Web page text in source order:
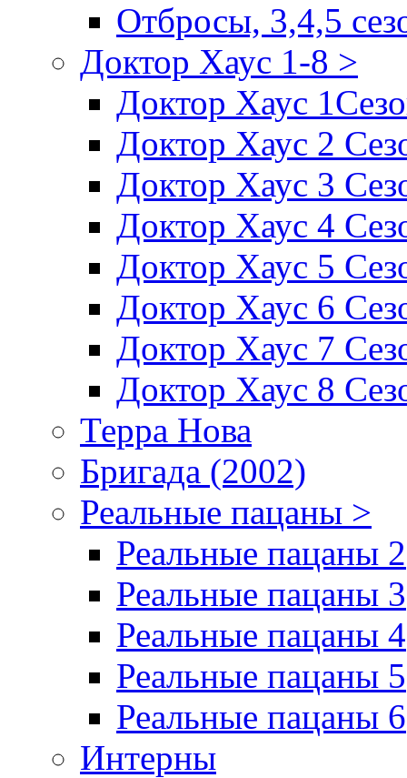
Отбросы, 3,4,5
Доктор Хаус 1-8 >
Доктор Хаус
Доктор Хаус 2
Доктор Хаус 3
Доктор Хаус 4
Доктор Хаус 5
Доктор Хаус 6
Доктор Хаус 7
Доктор Хаус 8
Терра Нова
Бригада (2002)
Реальные пацаны >
Реальные пацаны 2
Реальные пацаны 3
Реальные пацаны 4
Реальные пацаны 5
Реальные пацаны 6
Интерны